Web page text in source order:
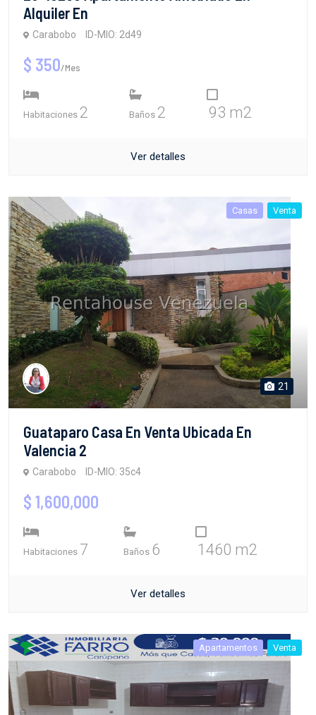
Alquiler En
Carabobo ID-MIO: 2d49
$ 350/Mes
Habitaciones 2 Baños 2 93 m2
Ver detalles
Casas Venta
21
Guataparo Casa En Venta Ubicada En
Valencia 2
Carabobo ID-MIO: 35c4
$ 1,600,000
Habitaciones 7 Baños 6 1460 m2
Ver detalles
Apartamentos Venta